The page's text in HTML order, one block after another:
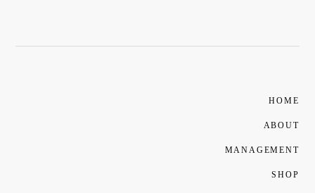
HOME
ABOUT
MANAGEMENT
SHOP